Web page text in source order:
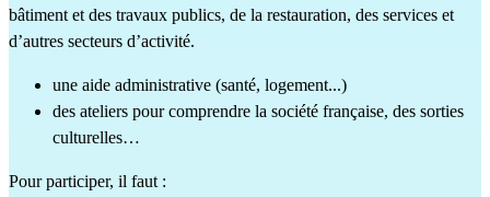
bâtiment et des travaux publics, de la restauration, des services et
d’autres secteurs d’activité.
une aide administrative (santé, logement...)
des ateliers pour comprendre la société française, des sorties
culturelles…
Pour participer, il faut :